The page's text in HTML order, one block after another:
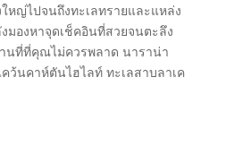
หญ่ไปจนถึงทะเลทรายและแหล่ง
องหาจุดเช็คอินที่สวยจนตะลึง
นที่ที่คุณไม่ควรพลาด นาราน่า
ว้นคาห์ตันไฮไลท์ ทะเลสาบลาเค